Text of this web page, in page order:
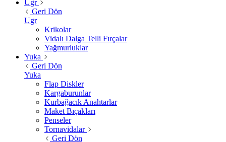
Ugr
Geri Dön
Ugr
Krikolar
Vidalı Dalga Telli Fırçalar
Yağmurluklar
Yuka
Geri Dön
Yuka
Flap Diskler
Kargaburunlar
Kurbağacık Anahtarlar
Maket Bıçakları
Penseler
Tornavidalar
Geri Dön